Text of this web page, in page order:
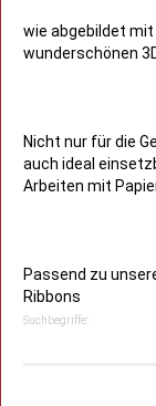
wie abgebildet
wunderschönen
Nicht nur für die
auch ideal
Arbeiten mit
Passend zu
Ribbons
Suchbegriffe: